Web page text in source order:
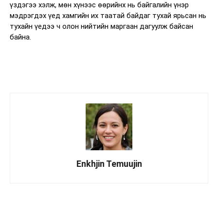
үздэгээ хэлж, мөн хүнээс өөрийнх нь байгалийн үнэр
мэдрэгдэх үед хамгийн их таатай байдаг тухай ярьсан нь
тухайн үедээ ч олон нийтийн маргаан дагуулж байсан
байна.
Enkhjin Temuujin